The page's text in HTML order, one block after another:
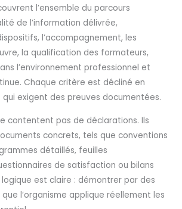
l’ensemble du parcours
de l’information délivrée,
l’accompagnement, les
la qualification des formateurs,
l’environnement professionnel et
Chaque critère est décliné en
qui exigent des preuves documentées.
contentent pas de déclarations. Ils
concrets, tels que conventions
détaillés, feuilles
de satisfaction ou bilans
est claire : démontrer par des
l’organisme applique réellement les